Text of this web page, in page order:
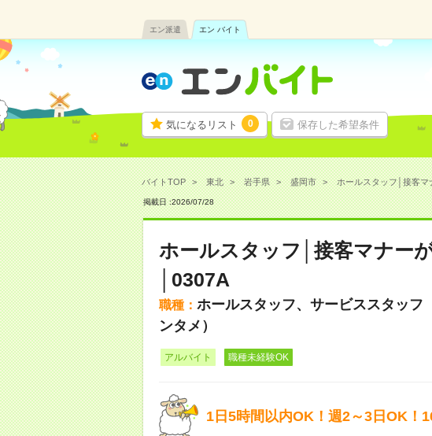
エン派遣 エン バイト
気になるリスト 0 保存した希望条件
バイトTOP 東北 岩手県 盛岡市 ホールスタッフ│接客マ
掲載日 :2026/07/28
ホールスタッフ│接客マナー
│0307A
職種： ホールスタッフ、サービススタッフ
ンタメ）
アルバイト 職種未経験OK
1日5時間以内OK！週2～3日OK！